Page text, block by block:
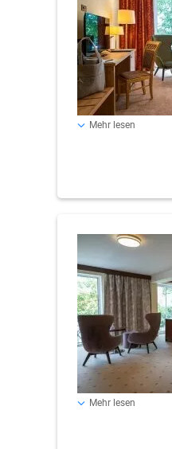
eine Dusche oder
Bademäntel und
Mehr lesen
verfügen
Mehr lesen